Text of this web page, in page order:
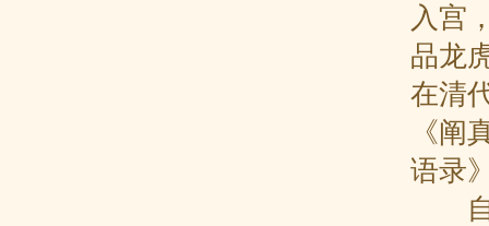
入宫
品龙
在清
《阐
语录
自